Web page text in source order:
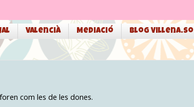
Valencià Mediació Blog Villena.so
com les de les dones.